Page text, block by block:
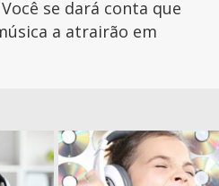
se dará conta que
a atrairão em